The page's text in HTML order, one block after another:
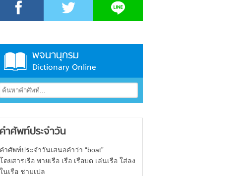
พจนานุกรม
Dictionary Online
คำศัพท์ประจำวัน
คำศัพท์ประจำวันเสนอคำว่า “boat”
โดยสารเรือ พายเรือ เรือ เรือบด เล่นเรือ ใส่ลง
ในเรือ ชามเปล